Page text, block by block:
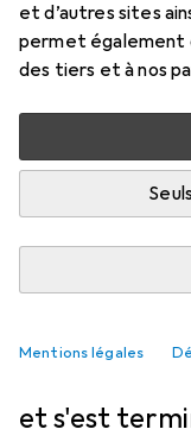
et d’autres sites
permet également
des tiers et à nos
Mentions légales
Kevin Hofer
3/6/2026
Lors du
ce qui
PS5. La
de 60
et s'est